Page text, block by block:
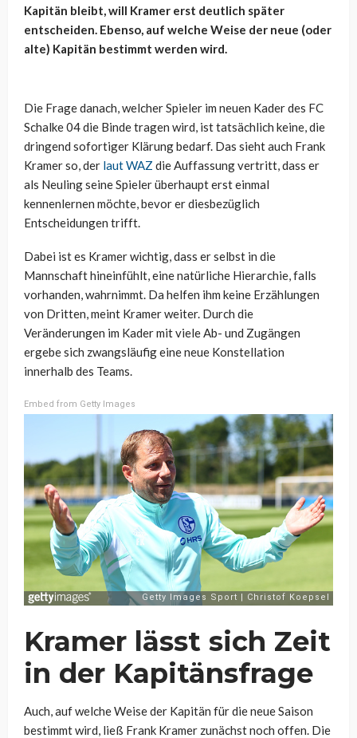
Kapitän bleibt, will Kramer erst deutlich später
entscheiden. Ebenso, auf welche Weise der neue (oder
alte) Kapitän bestimmt werden wird.
Die Frage danach, welcher Spieler im neuen Kader des FC
Schalke 04 die Binde tragen wird, ist tatsächlich keine, die
dringend sofortiger Klärung bedarf. Das sieht auch Frank
Kramer so, der laut WAZ die Auffassung vertritt, dass er
als Neuling seine Spieler überhaupt erst einmal
kennenlernen möchte, bevor er diesbezüglich
Entscheidungen trifft.
Dabei ist es Kramer wichtig, dass er selbst in die
Mannschaft hineinfühlt, eine natürliche Hierarchie, falls
vorhanden, wahrnimmt. Da helfen ihm keine Erzählungen
von Dritten, meint Kramer weiter. Durch die
Veränderungen im Kader mit viele Ab- und Zugängen
ergebe sich zwangsläufig eine neue Konstellation
innerhalb des Teams.
Embed from Getty Images
Kramer lässt sich Zeit
in der Kapitänsfrage
Auch, auf welche Weise der Kapitän für die neue Saison
bestimmt wird, ließ Frank Kramer zunächst noch offen. Die